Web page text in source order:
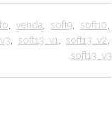
venda soft9 soft10
soft13_v1 soft13_v2
soft13_v3